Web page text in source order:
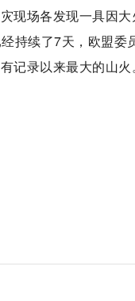
现场各发现一具因大
持续了7天，欧盟
记录以来最大的山火。